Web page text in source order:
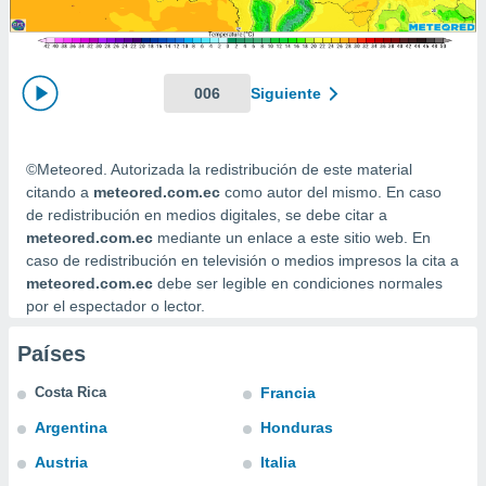
seguir
coste.
a la
la
todas
ya sean
nos
y análisis
así como
CONFIGURACIÓN
006 Siguiente
©Meteored. Autorizada la redistribución de este material
citando a meteored.com.ec como autor del mismo. En caso
de redistribución en medios digitales, se debe citar a
meteored.com.ec mediante un enlace a este sitio web. En
caso de redistribución en televisión o medios impresos la cita a
meteored.com.ec debe ser legible en condiciones normales
por el espectador o lector.
Países
Costa Rica
Argentina
Austria
Francia
Honduras
Italia